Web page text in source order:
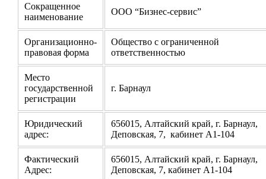
Сокращенное
наименование
ООО “Бизнес-сервис”
Организационно-
правовая форма
Общество с ограниченной
ответственностью
Место
государственной
регистрации
г. Барнаул
Юридический
адрес:
656015, Алтайский край, г. Барнаул,
Деповская, 7, кабинет А1-104
Фактический
Адрес:
656015, Алтайский край, г. Барнаул,
Деповская, 7, кабинет А1-104